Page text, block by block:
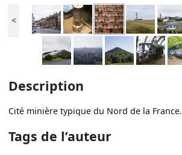
<
Description
Cité minière typique du Nord de la France.
Tags de l’auteur